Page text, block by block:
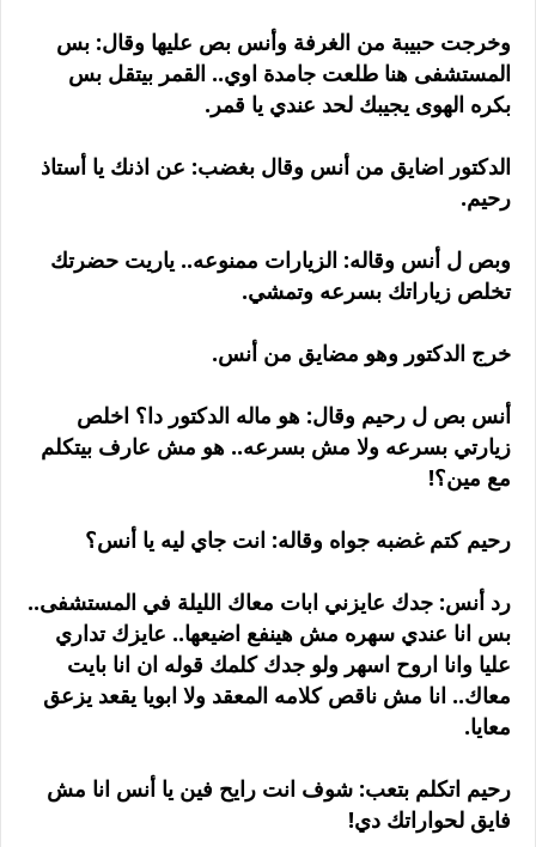
وخرجت حبيبة من الغرفة وأنس بص عليها وقال: بس
المستشفى هنا طلعت جامدة اوي.. القمر بيتقل بس
بكره الهوى يجيبك لحد عندي يا قمر.
الدكتور اضايق من أنس وقال بغضب: عن اذنك يا أستاذ
رحيم.
وبص ل أنس وقاله: الزيارات ممنوعه.. ياريت حضرتك
تخلص زياراتك بسرعه وتمشي.
خرج الدكتور وهو مضايق من أنس.
أنس بص ل رحيم وقال: هو ماله الدكتور دا؟ اخلص
زيارتي بسرعه ولا مش بسرعه.. هو مش عارف بيتكلم
مع مين؟!
رحيم كتم غضبه جواه وقاله: انت جاي ليه يا أنس؟
رد أنس: جدك عايزني ابات معاك الليلة في المستشفى..
بس انا عندي سهره مش هينفع اضيعها.. عايزك تداري
عليا وانا اروح اسهر ولو جدك كلمك قوله ان انا بايت
معاك.. انا مش ناقص كلامه المعقد ولا ابويا يقعد يزعق
معايا.
رحيم اتكلم بتعب: شوف انت رايح فين يا أنس انا مش
فايق لحواراتك دي!